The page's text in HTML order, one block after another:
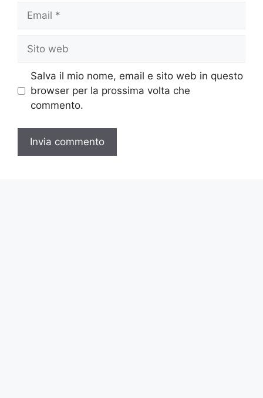
Email
Sito
web
Salva il mio nome, email e sito web in questo
browser per la prossima volta che
commento.